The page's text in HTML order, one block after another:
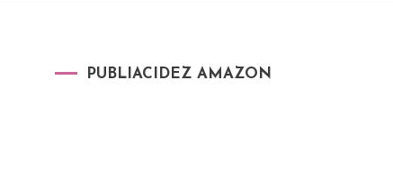
PUBLIACIDEZ AMAZON